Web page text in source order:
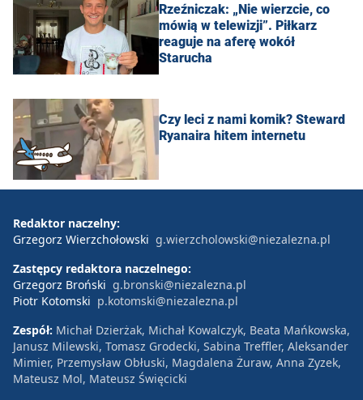
Rzeźniczak: „Nie wierzcie, co
mówią w telewizji”. Piłkarz
reaguje na aferę wokół
Starucha
Czy leci z nami komik? Steward
Ryanaira hitem internetu
Redaktor naczelny:
Grzegorz Wierzchołowski g.wierzcholowski@niezalezna.pl
Zastępcy redaktora naczelnego:
Grzegorz Broński g.bronski@niezalezna.pl
Piotr Kotomski p.kotomski@niezalezna.pl
Zespół: Michał Dzierżak, Michał Kowalczyk, Beata Mańkowska,
Janusz Milewski, Tomasz Grodecki, Sabina Treffler, Aleksander
Mimier, Przemysław Obłuski, Magdalena Żuraw, Anna Zyzek,
Mateusz Mol, Mateusz Święcicki